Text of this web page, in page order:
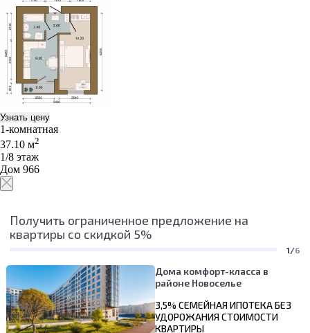
Узнать цену
1-комнатная
37.10 м2
1/8 этаж
Дом 966
Получить ограниченное предложение на
квартиры со скидкой 5%
1/6
Дома комфорт-класса в
районе Новоселье
3,5% СЕМЕЙНАЯ ИПОТЕКА БЕЗ
УДОРОЖАНИЯ СТОИМОСТИ
КВАРТИРЫ